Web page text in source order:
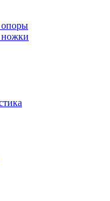
опоры
ножки